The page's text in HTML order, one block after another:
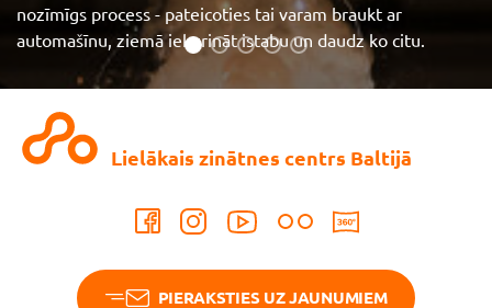
nozīmīgs process - pateicoties tai varam braukt ar
automašīnu, ziemā iekurināt istabu un daudz ko citu.
Lielākais zinātnes centrs Baltijā
PIERAKSTIES UZ JAUNUMIEM